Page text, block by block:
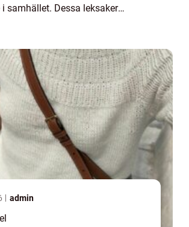
i samhället. Dessa leksaker
admin